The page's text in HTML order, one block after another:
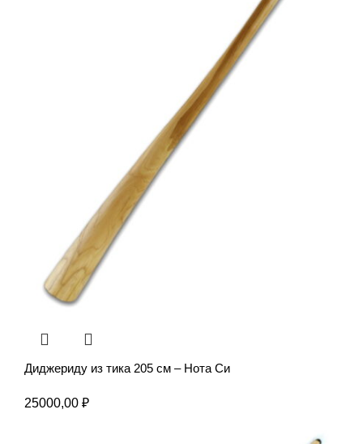
Диджериду из тика 205 см – Нота Си
25000,00 ₽